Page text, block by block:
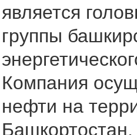
является
группы
Компания
нефти на